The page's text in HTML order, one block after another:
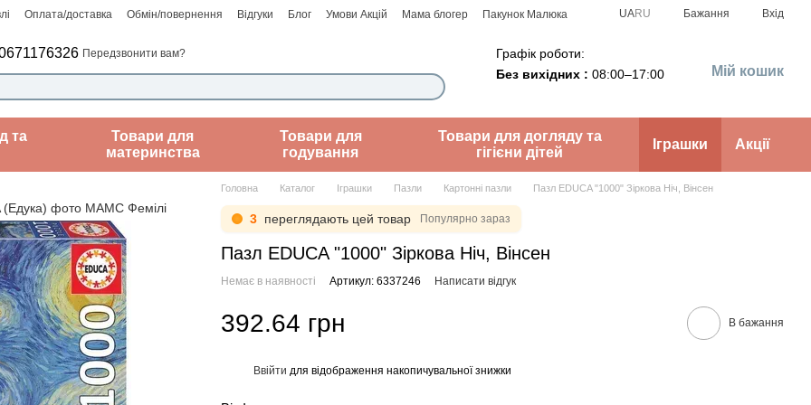
Оплата/доставка Обмін/повернення Відгуки Блог Умови Акцій Мама блогер
Пакунок Малюка
UARU Бажання Вхід
Передзвонити вам?
Графік роботи:
Без вихідних : 08:00–17:00 Мій кошик
та
Товари для
материнства
Товари для
годування
Товари для догляду та
гігієни дітей
Іграшки Акції
Головна Каталог Іграшки Пазли Картонні пазли Пазл EDUCA "1000" Зіркова Ніч, Вінсен
3 переглядають цей товар Популярно зараз
Пазл EDUCA "1000" Зіркова Ніч, Вінсен
Немає в наявності Артикул: 6337246 Написати відгук
392.64 грн В бажання
Ввійти для відображення накопичувальної знижки